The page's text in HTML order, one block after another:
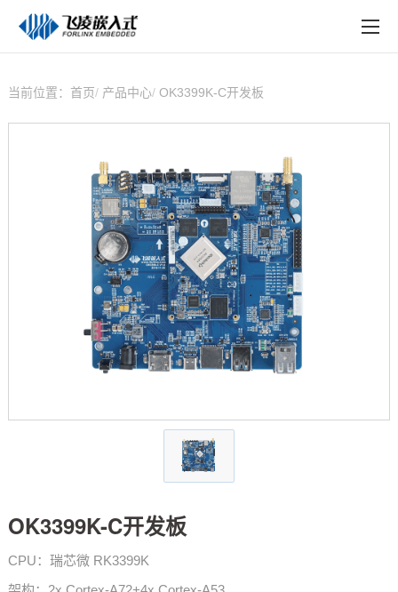
在线购买
当前位置： 首页 产品中心 OK3399K-C开发板
OK3399K-C开发板
CPU：瑞芯微 RK3399K